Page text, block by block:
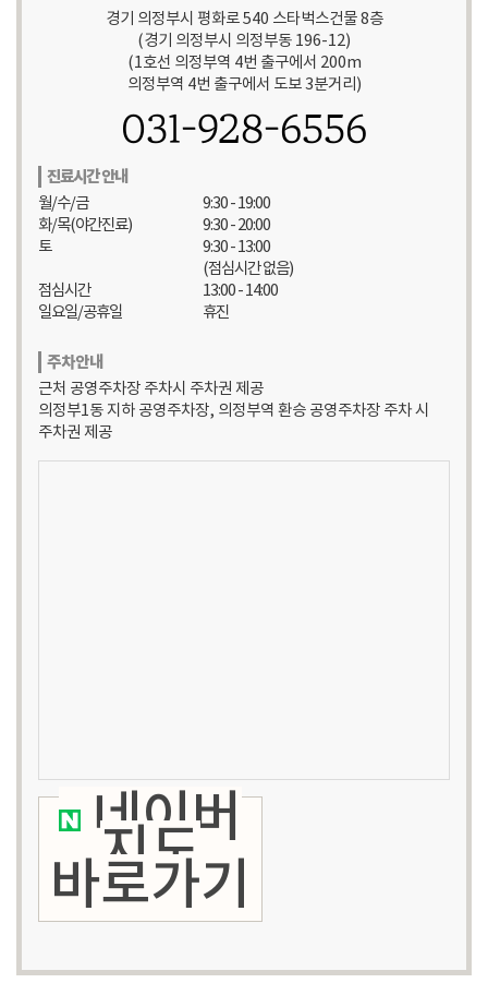
경기 의정부시 평화로 540 스타벅스건물 8층
(경기 의정부시 의정부동 196-12)
(1호선 의정부역 4번 출구에서 200m
의정부역 4번 출구에서 도보 3분거리)
031-928-6556
진료시간 안내
월/수/금
화/목(야간진료)
토
점심시간
일요일/공휴일
9:30 - 19:00
9:30 - 20:00
9:30 - 13:00
(점심시간 없음)
13:00 - 14:00
휴진
주차안내
근처 공영주차장 주차시 주차권 제공
의정부1동 지하 공영주차장, 의정부역 환승 공영주차장 주차 시
주차권 제공
네이버
지도
바로가기